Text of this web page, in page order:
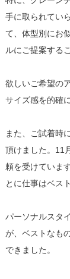
手に取られてい
て、体型別にお
ルにご提案する
欲しいご希望の
サイズ感を的確
また、ご試着時
頂けました。11
頼を受けていま
とに仕事はベス
パーソナルスタ
が、ベストなも
できました。